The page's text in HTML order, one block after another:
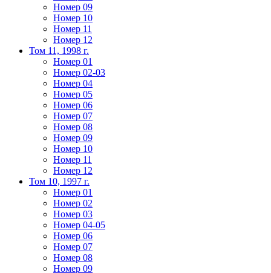
Номер 09
Номер 10
Номер 11
Номер 12
Том 11, 1998 г.
Номер 01
Номер 02-03
Номер 04
Номер 05
Номер 06
Номер 07
Номер 08
Номер 09
Номер 10
Номер 11
Номер 12
Том 10, 1997 г.
Номер 01
Номер 02
Номер 03
Номер 04-05
Номер 06
Номер 07
Номер 08
Номер 09